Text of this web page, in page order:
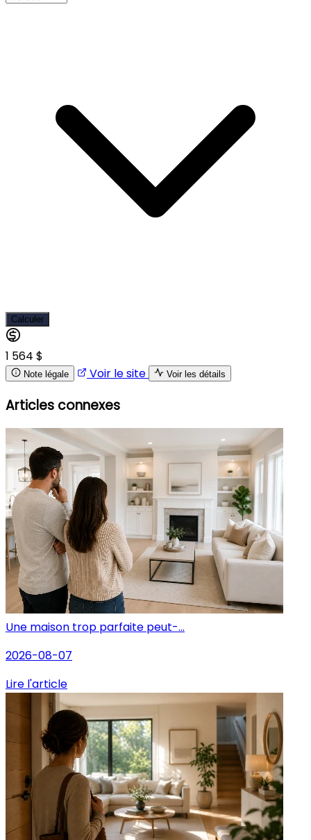
Calculer
1 564 $
Note légale Voir le site Voir les détails
Articles connexes
Une maison trop parfaite peut-...
2026-08-07
Lire l'article